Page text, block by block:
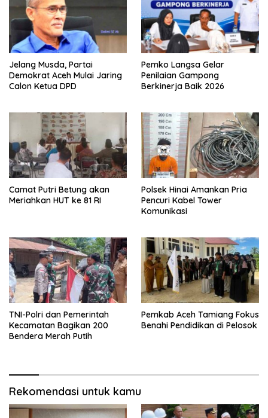
Jelang Musda, Partai
Demokrat Aceh Mulai Jaring
Calon Ketua DPD
Pemko Langsa Gelar
Penilaian Gampong
Berkinerja Baik 2026
Camat Putri Betung akan
Meriahkan HUT ke 81 RI
Polsek Hinai Amankan Pria
Pencuri Kabel Tower
Komunikasi
TNI-Polri dan Pemerintah
Kecamatan Bagikan 200
Bendera Merah Putih
Pemkab Aceh Tamiang Fokus
Benahi Pendidikan di Pelosok
Rekomendasi untuk kamu